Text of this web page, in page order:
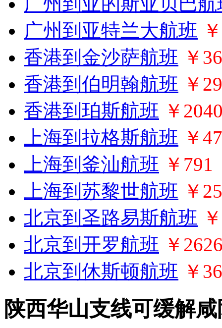
广州到亚特兰大航班
香港到金沙萨航班 ￥
香港到伯明翰航班 ￥
香港到珀斯航班 ￥
上海到拉格斯航班 ￥
上海到釜汕航班 ￥791
上海到苏黎世航班 ￥
北京到圣路易斯航班
北京到开罗航班 ￥
北京到休斯顿航班 ￥
陕西华山支线可缓解